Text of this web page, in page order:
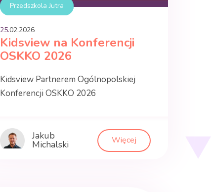
Przedszkola Jutra
25.02.2026
Kidsview na Konferencji
OSKKO 2026
Kidsview Partnerem Ogólnopolskiej
Konferencji OSKKO 2026
Jakub
Michalski Więcej